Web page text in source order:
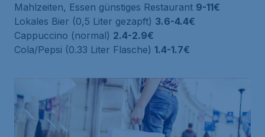
Mahlzeiten, Essen günstiges Restaurant 9-11€
Lokales Bier (0,5 Liter gezapft) 3.6-4.4€
Cappuccino (normal) 2.4-2.9€
Cola/Pepsi (0.33 Liter Flasche) 1.4-1.7€